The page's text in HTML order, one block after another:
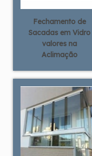
Fechamento de
Sacadas em Vidro
valores na
Aclimação